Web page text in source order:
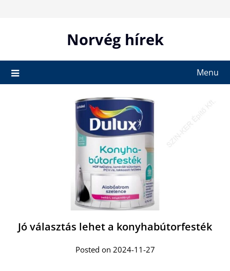
Norvég hírek
Menu
Jó választás lehet a konyhabútorfesték
Posted on 2024-11-27